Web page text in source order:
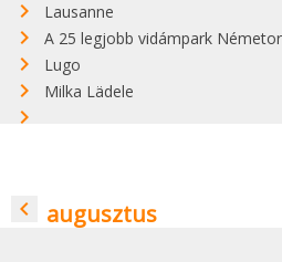
Lausanne
A 25 legjobb vidámpark
Lugo
Milka Lädele
navigate_before augusztus